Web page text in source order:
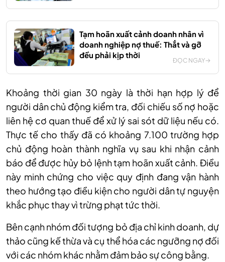
Tạm hoãn xuất cảnh doanh nhân vì
doanh nghiệp nợ thuế: Thắt và gỡ
đều phải kịp thời
ĐỌC NGAY
Khoảng thời gian 30 ngày là thời hạn hợp lý để
người dân chủ động kiểm tra, đối chiếu số nợ hoặc
liên hệ cơ quan thuế để xử lý sai sót dữ liệu nếu có.
Thực tế cho thấy đã có khoảng 7.100 trường hợp
chủ động hoàn thành nghĩa vụ sau khi nhận cảnh
báo để được hủy bỏ lệnh tạm hoãn xuất cảnh. Điều
này minh chứng cho việc quy định đang vận hành
theo hướng tạo điều kiện cho người dân tự nguyện
khắc phục thay vì trừng phạt tức thời.
Bên cạnh nhóm đối tượng bỏ địa chỉ kinh doanh, dự
thảo cũng kế thừa và cụ thể hóa các ngưỡng nợ đối
với các nhóm khác nhằm đảm bảo sự công bằng.